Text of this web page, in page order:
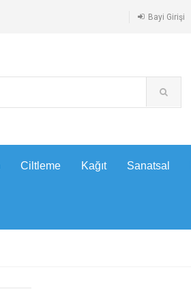
Bayi Girişi
Ciltleme Kağıt Sanatsal